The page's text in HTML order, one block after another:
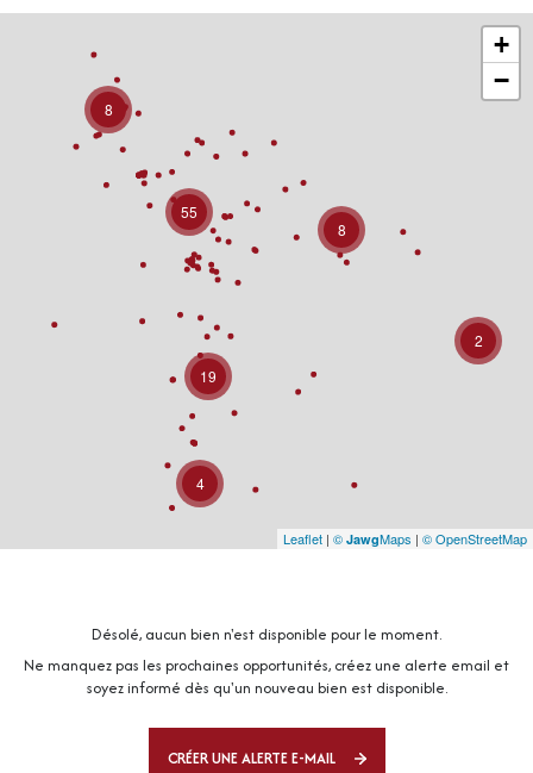
2
4
8
8
19
55
+
−
Leaflet | © JawgMaps | © OpenStreetMap
Désolé, aucun bien n'est disponible pour le moment.
Ne manquez pas les prochaines opportunités, créez une alerte email et
soyez informé dès qu'un nouveau bien est disponible.
CRÉER UNE ALERTE E-MAIL